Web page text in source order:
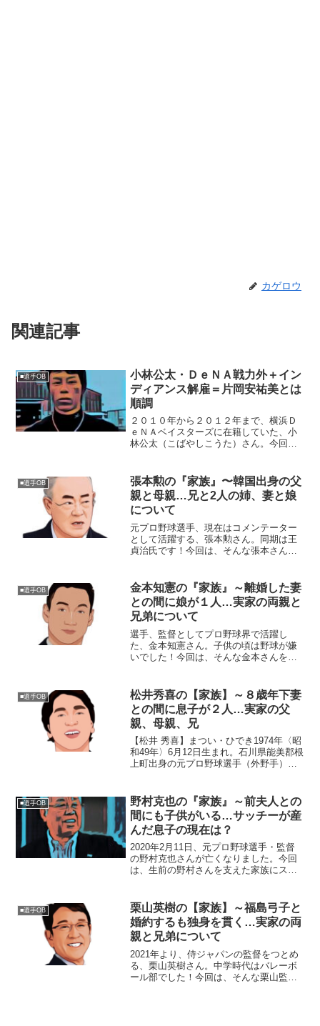
カゲロウ
関連記事
■選手OB
小林公太・ＤｅＮＡ戦力外＋イン
ディアンス解雇＝片岡安祐美とは
順調
２０１０年から２０１２年まで、横浜Ｄ
ｅＮＡベイスターズに在籍していた、小
林公太（こばやしこうた）さん。今回
んとの交際について迫ります。■ＤｅＮＡ
ベイスターズ時代２００９...
■選手OB
張本勲の『家族』〜韓国出身の父
親と母親…兄と2人の姉、妻と娘
について
元プロ野球選手、現在はコメンテーター
として活躍する、張本勲さん。同期は王
貞治氏です！今回は、そんな張本さんを
お）韓国名：張勲（チャン・フン）生年
月日：1940年〈昭和1...
■選手OB
金本知憲の『家族』～離婚した妻
との間に娘が１人…実家の両親と
兄弟について
選手、監督としてプロ野球界で活躍し
た、金本知憲さん。子供の頃は野球が嫌
いでした！今回は、そんな金本さんを取
1968年〈昭和43年〉4月3日身長：180cm
血液型：O型出...
■選手OB
松井秀喜の【家族】～８歳年下妻
との間に息子が２人…実家の父
親、母親、兄
【松井 秀喜】まつい・ひでき1974年〈昭
和49年〉6月12日生まれ。石川県能美郡根
上町出身の元プロ野球選手（外野手）。
を務める。👨‍👩‍👧 家族 父親：松井昌雄
（...
■選手OB
野村克也の『家族』～前夫人との
間にも子供がいる…サッチーが産
んだ息子の現在は？
2020年2月11日、元プロ野球選手・監督
の野村克也さんが亡くなりました。今回
は、生前の野村さんを支えた家族にスポ
前：野村克也（のむら・かつや）生年月
日：1935年6月2...
■選手OB
栗山英樹の【家族】～福島弓子と
婚約するも独身を貫く…実家の両
親と兄弟について
2021年より、侍ジャパンの監督をつとめ
る、栗山英樹さん。中学時代はバレーボ
ール部でした！今回は、そんな栗山監督